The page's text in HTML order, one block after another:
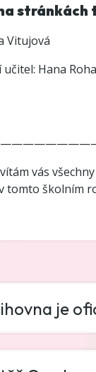
stránkách
Vitujová
Hana
vás
tomto školním
je